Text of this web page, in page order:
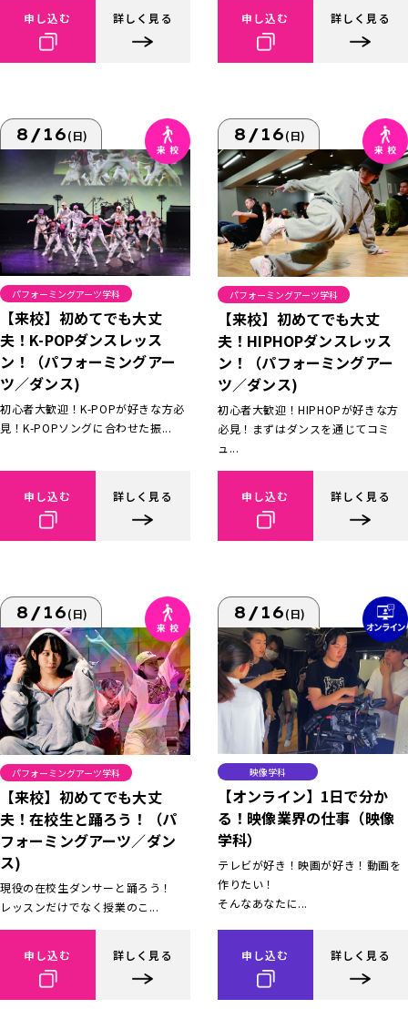
申し込む 詳しく見る 申し込む 詳しく見る
8/16(日)
パフォーミングアーツ学科
【来校】初めてでも大丈
夫！K-POPダンスレッス
ン！（パフォーミングアー
ツ／ダンス)
初心者大歓迎！K-POPが好きな方必
見！K-POPソングに合わせた振...
申し込む 詳しく見る
8/16(日)
パフォーミングアーツ学科
【来校】初めてでも大丈
夫！HIPHOPダンスレッス
ン！（パフォーミングアー
ツ／ダンス)
初心者大歓迎！HIPHOPが好きな方
必見！まずはダンスを通じてコミ
ュ...
申し込む 詳しく見る
8/16(日)
パフォーミングアーツ学科
【来校】初めてでも大丈
夫！在校生と踊ろう！（パ
フォーミングアーツ／ダン
ス)
現役の在校生ダンサーと踊ろう！
レッスンだけでなく授業のこ...
申し込む 詳しく見る
8/16(日)
映像学科
【オンライン】1日で分か
る！映像業界の仕事（映像
学科）
テレビが好き！映画が好き！動画を
作りたい！
そんなあなたに...
申し込む 詳しく見る